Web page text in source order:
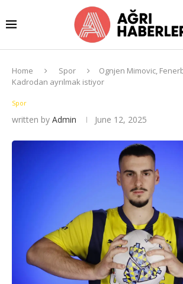
Home Spor
Ognjen Mimovic,
Kadrodan ayrılmak istiyor
Spor
written by Admin June 12, 2025